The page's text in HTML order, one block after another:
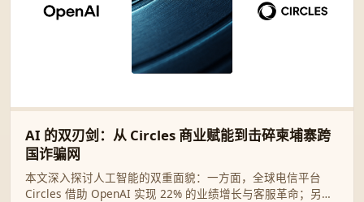
AI 的双刃剑：从 Circles 商业赋能到击碎柬埔寨跨
国诈骗网
本文深入探讨人工智能的双重面貌：一方面，全球电信平台
Circles 借助 OpenAI 实现 22% 的业绩增长与客服革命；另一